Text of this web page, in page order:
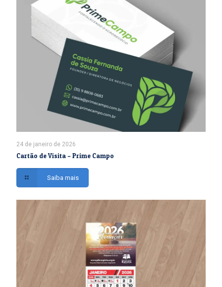
24 de janeiro de 2026
Cartão de Visita – Prime Campo
Saiba mais